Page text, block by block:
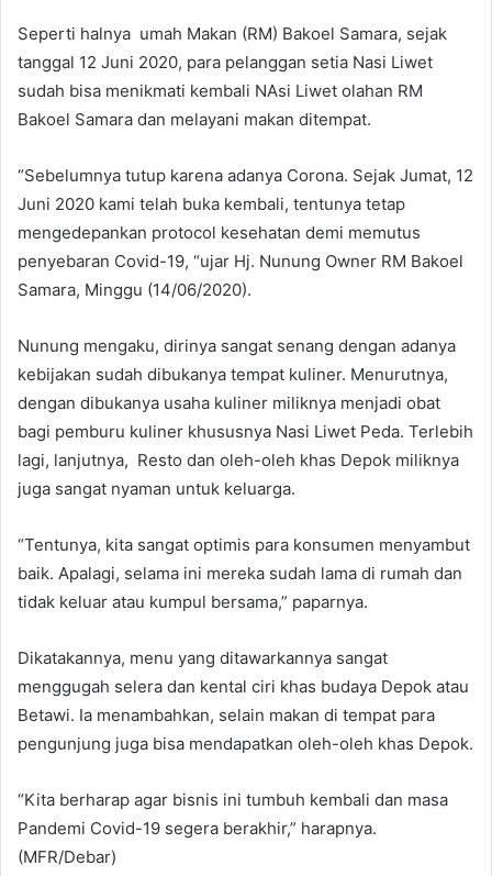
Seperti halnya umah Makan (RM) Bakoel Samara, sejak
tanggal 12 Juni 2020, para pelanggan setia Nasi Liwet
sudah bisa menikmati kembali NAsi Liwet olahan RM
Bakoel Samara dan melayani makan ditempat.
“Sebelumnya tutup karena adanya Corona. Sejak Jumat, 12
Juni 2020 kami telah buka kembali, tentunya tetap
mengedepankan protocol kesehatan demi memutus
penyebaran Covid-19, “ujar Hj. Nunung Owner RM Bakoel
Samara, Minggu (14/06/2020).
Nunung mengaku, dirinya sangat senang dengan adanya
kebijakan sudah dibukanya tempat kuliner. Menurutnya,
dengan dibukanya usaha kuliner miliknya menjadi obat
bagi pemburu kuliner khususnya Nasi Liwet Peda. Terlebih
lagi, lanjutnya, Resto dan oleh-oleh khas Depok miliknya
juga sangat nyaman untuk keluarga.
“Tentunya, kita sangat optimis para konsumen menyambut
baik. Apalagi, selama ini mereka sudah lama di rumah dan
tidak keluar atau kumpul bersama,” paparnya.
Dikatakannya, menu yang ditawarkannya sangat
menggugah selera dan kental ciri khas budaya Depok atau
Betawi. Ia menambahkan, selain makan di tempat para
pengunjung juga bisa mendapatkan oleh-oleh khas Depok.
“Kita berharap agar bisnis ini tumbuh kembali dan masa
Pandemi Covid-19 segera berakhir,” harapnya.
(MFR/Debar)